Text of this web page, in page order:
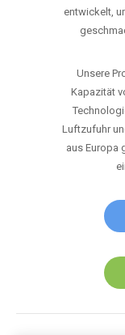
entwickelt,
Unsere
Kapazität
Luftzufuhr
aus Europa